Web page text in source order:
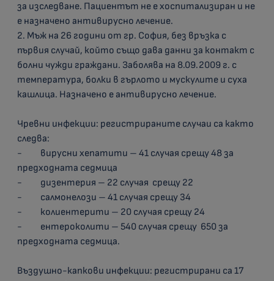
за изследване. Пациентът не е хоспитализиран и не
е назначено антивирусно лечение.
2. Мъж на 26 години от гр. София, без връзка с
първия случай, който също дава данни за контакт с
болни чужди граждани. Заболява на 8.09.2009 г. с
температура, болки в гърлото и мускулите и суха
кашлица. Назначено е антивирусно лечение.
Чревни инфекции: регистрираните случаи са както
следва:
-
вирусни хепатити – 41 случая срещу 48 за
предходната седмица
-
дизентерия – 22 случая срещу 22
-
салмонелози – 41 случая срещу 34
-
колиентерити – 20 случая срещу 24
-
ентероколити – 540 случая срещу 650 за
предходната седмица.
Въздушно-капкови инфекции: регистрирани са 17